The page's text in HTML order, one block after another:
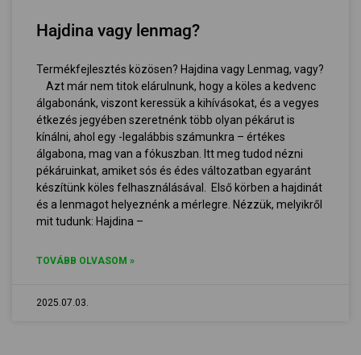
Hajdina vagy lenmag?
Termékfejlesztés közösen? Hajdina vagy Lenmag, vagy?
Azt már nem titok elárulnunk, hogy a köles a kedvenc
álgabonánk, viszont keressük a kihívásokat, és a vegyes
étkezés jegyében szeretnénk több olyan pékárut is
kínálni, ahol egy -legalábbis számunkra – értékes
álgabona, mag van a fókuszban. Itt meg tudod nézni
pékáruinkat, amiket sós és édes változatban egyaránt
készítünk köles felhasználásával. Első körben a hajdinát
és a lenmagot helyeznénk a mérlegre. Nézzük, melyikről
mit tudunk: Hajdina –
TOVÁBB OLVASOM »
2025.07.03.